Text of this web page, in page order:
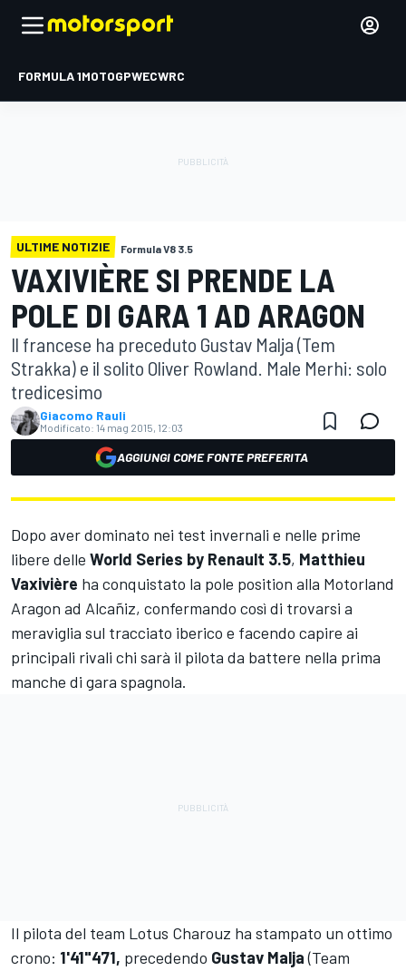
FORMULA 1MOTOGPWECWRC
ULTIME NOTIZIE Formula V8 3.5
VAXIVIÈRE SI PRENDE LA
POLE DI GARA 1 AD ARAGON
Il francese ha preceduto Gustav Malja (Tem
Strakka) e il solito Oliver Rowland. Male Merhi: solo
tredicesimo
Giacomo Rauli
Modificato: 14 mag 2015, 12:03
AGGIUNGI COME FONTE PREFERITA
Dopo aver dominato nei test invernali e nelle prime
libere delle World Series by Renault 3.5, Matthieu
Vaxivière ha conquistato la pole position alla Motorland
Aragon ad Alcañiz, confermando così di trovarsi a
meraviglia sul tracciato iberico e facendo capire ai
principali rivali chi sarà il pilota da battere nella prima
manche di gara spagnola.
Il pilota del team Lotus Charouz ha stampato un ottimo
crono: 1'41"471, precedendo Gustav Malja(Team